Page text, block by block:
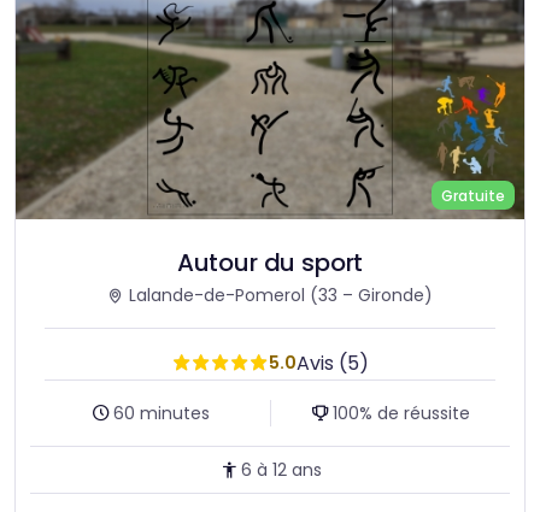
Gratuite
Autour du sport
Lalande-de-Pomerol (33 – Gironde)
5.0Avis (5)
Durée :
60 minutes Taux de réussite :
100% de réussite
Age :
6 à 12 ans